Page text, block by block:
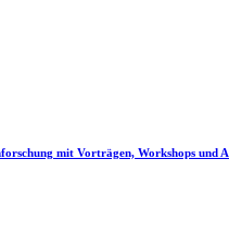
mit Vorträgen, Workshops und